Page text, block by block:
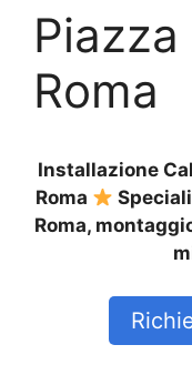
Roma
Installazione
Roma
Roma,